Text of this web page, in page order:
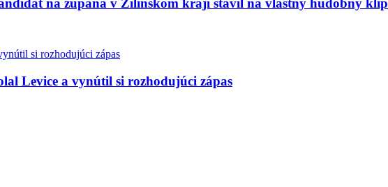
na župana v Žilinskom kraji stavil na vlastný hudobný klip
Levice a vynútil si rozhodujúci zápas